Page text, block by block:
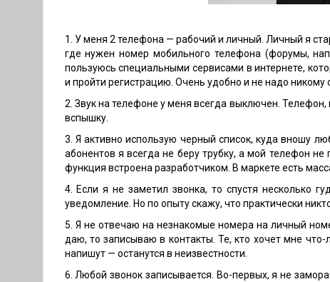
1. У меня 2 телефона — рабочий и личный. Личный я
где нужен номер мобильного телефона (форумы,
пользуюсь специальными сервисами в интернете,
и пройти регистрацию. Очень удобно и не надо никому
2. Звук на телефоне у меня всегда выключен.
вспышку.
3. Я активно использую черный список, куда вношу
абонентов я всегда не беру трубку, а мой телефон
функция встроена разработчиком. В маркете есть
4. Если я не заметил звонка, то спустя несколько
уведомление. Но по опыту скажу, что практически
5. Я не отвечаю на незнакомые номера на личный
даю, то записываю в контакты. Те, кто хочет мне
напишут — останутся в неизвестности.
6. Любой звонок записывается. Во-первых, я не